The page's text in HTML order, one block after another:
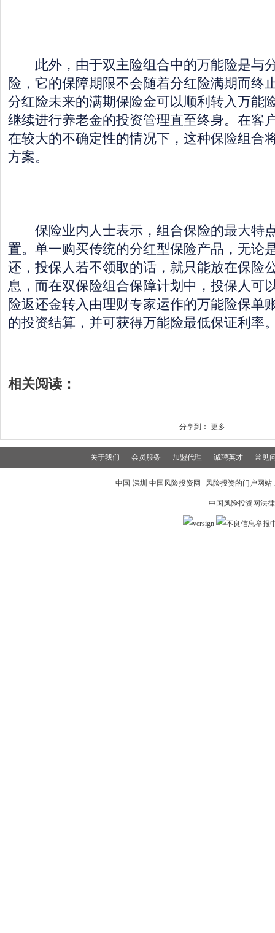
此外，由于双主险组合中的万能险是与
险，它的保障期限不会随着分红险满期而终
分红险未来的满期保险金可以顺利转入万能
继续进行养老金的投资管理直至终身。在客
在较大的不确定性的情况下，这种保险组合
方案。
保险业内人士表示，组合保险的最大特
置。单一购买传统的分红型保险产品，无论
还，投保人若不领取的话，就只能放在保险
息，而在双保险组合保障计划中，投保人可
险返还金转入由理财专家运作的万能险保单
的投资结算，并可获得万能险最低保证利率
相关阅读：
分享到： 更多
关于我们 会员服务 加盟代理 诚聘英才 常见
中国-深圳 中国风险投资网--风险投资的门户网
中国风险投资网法